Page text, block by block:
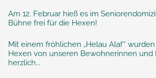
Am 12. Februar hieß es im
Bühne frei für die Hexen!
Mit einem fröhlichen „Helau Alaf“
Hexen von unseren Bewohnerinnen und
herzlich...